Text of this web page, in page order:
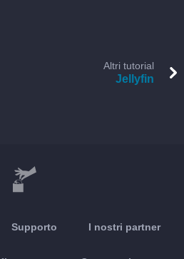
Altri tutorial
Jellyfin
Supporto I nostri partner